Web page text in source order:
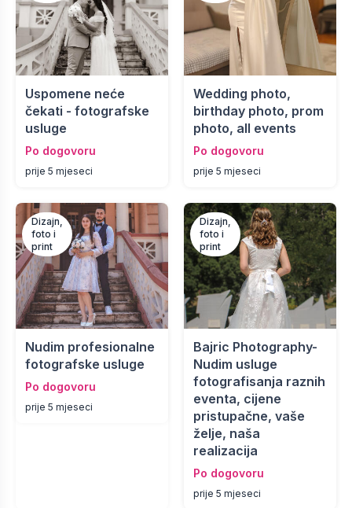
Uspomene neće
čekati - fotografske
usluge
Po dogovoru
prije 5 mjeseci
Wedding photo,
birthday photo, prom
photo, all events
Po dogovoru
prije 5 mjeseci
Dizajn,
foto i
print
Nudim profesionalne
fotografske usluge
Po dogovoru
prije 5 mjeseci
Dizajn,
foto i
print
Bajric Photography-
Nudim usluge
fotografisanja raznih
eventa, cijene
pristupačne, vaše
želje, naša
realizacija
Po dogovoru
prije 5 mjeseci